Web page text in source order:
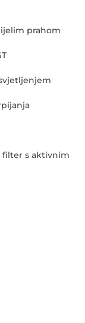
prahom
filter s aktivnim